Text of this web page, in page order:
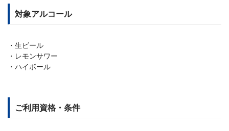
対象アルコール
生ビール
レモンサワー
ハイボール
ご利用資格・条件